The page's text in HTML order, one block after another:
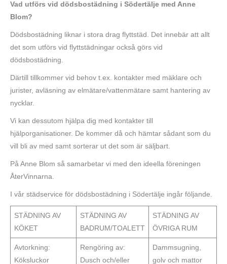
Vad utförs vid dödsbostädning i Södertälje med Anne
Blom?
Dödsbostädning liknar i stora drag flyttstäd. Det innebär att allt
det som utförs vid flyttstädningar också görs vid
dödsbostädning.
Därtill tillkommer vid behov t.ex. kontakter med mäklare och
jurister, avläsning av elmätare/vattenmätare samt hantering av
nycklar.
Vi kan dessutom hjälpa dig med kontakter till
hjälporganisationer. De kommer då och hämtar sådant som du
vill bli av med samt sorterar ut det som är säljbart.
På Anne Blom så samarbetar vi med den ideella föreningen
ÅterVinnarna.
I vår städservice för dödsbostädning i Södertälje ingår följande.
STÄDNING AV
KÖKET
STÄDNING AV
BADRUM/TOALETT
STÄDNING AV
ÖVRIGA RUM
Avtorkning:
Köksluckor
Rengöring av:
Dusch och/eller
Dammsugning,
golv och mattor